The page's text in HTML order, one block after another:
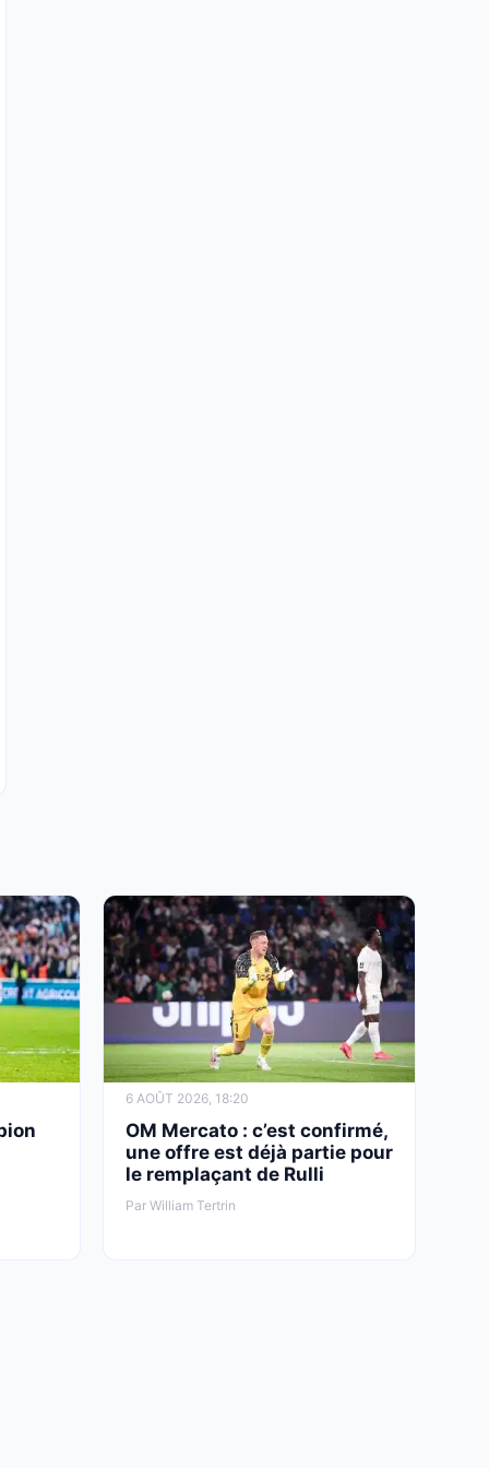
6 AOÛT 2026, 18:20
OM Mercato : c’est confirmé,
une offre est déjà partie pour
le remplaçant de Rulli
Par William Tertrin